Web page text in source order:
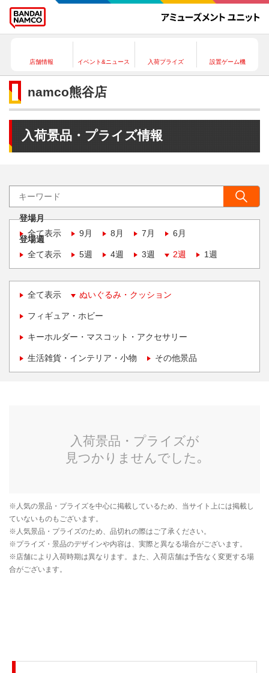
店舗情報 イベント&ニュース 入荷プライズ 設置ゲーム機
namco熊谷店
入荷景品・プライズ情報
登場月
全て表示
9月 8月 7月 6月
登場週
全て表示
5週 4週 3週 2週 1週
全て表示 ぬいぐるみ・クッション
フィギュア・ホビー
キーホルダー・マスコット・アクセサリー
生活雑貨・インテリア・小物 その他景品